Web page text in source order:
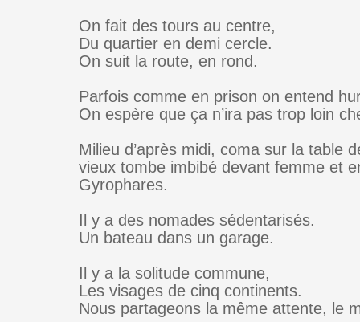
On fait des tours au centre,
Du quartier en demi cercle.
On suit la route, en rond.
Parfois comme en prison on entend
On espère que ça n’ira pas trop loin
Milieu d’après midi, coma sur la table
vieux tombe imbibé devant femme et
Gyrophares.
Il y a des nomades sédentarisés.
Un bateau dans un garage.
Il y a la solitude commune,
Les visages de cinq continents.
Nous partageons la même attente, le